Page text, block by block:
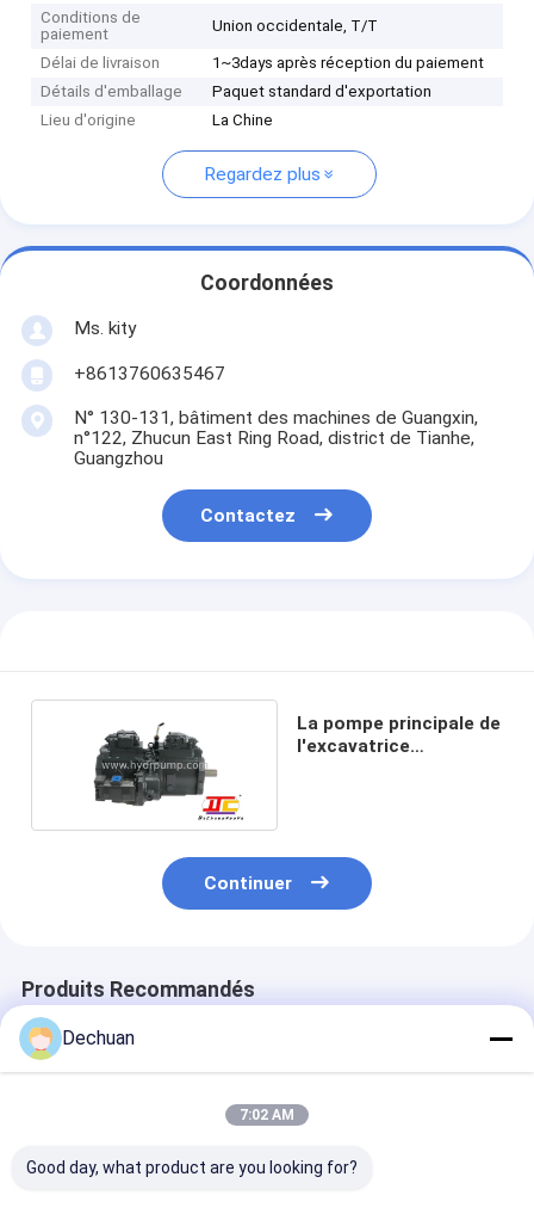
Conditions de
paiement
Union occidentale, T/T
Délai de livraison
1~3days après réception du paiement
Détails d'emballage
Paquet standard d'exportation
Lieu d'origine
La Chine
Regardez plus
Coordonnées
Ms. kity
+8613760635467
N° 130-131, bâtiment des machines de Guangxin,
n°122, Zhucun East Ring Road, district de Tianhe,
Guangzhou
Contactez
La pompe principale de
l'excavatrice
Continuer
Produits Recommandés
Dechuan
7:02 AM
Good day, what product are you looking for?